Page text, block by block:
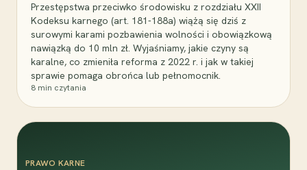
Przestępstwa przeciwko środowisku z rozdziału XXII
Kodeksu karnego (art. 181-188a) wiążą się dziś z
surowymi karami pozbawienia wolności i obowiązkową
nawiązką do 10 mln zł. Wyjaśniamy, jakie czyny są
karalne, co zmieniła reforma z 2022 r. i jak w takiej
sprawie pomaga obrońca lub pełnomocnik.
8 min czytania
PRAWO KARNE